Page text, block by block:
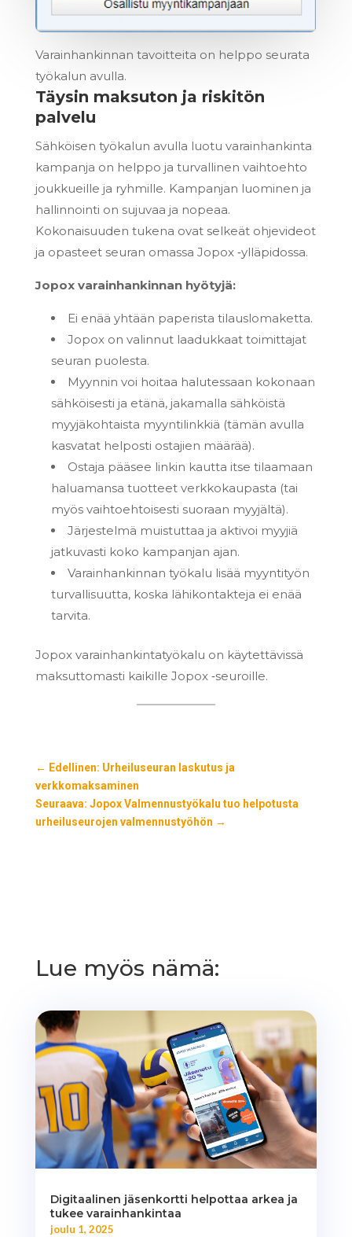
Varainhankinnan tavoitteita on helppo seurata
työkalun avulla.
Täysin maksuton ja riskitön
palvelu
Sähköisen työkalun avulla luotu varainhankinta
kampanja on helppo ja turvallinen vaihtoehto
joukkueille ja ryhmille. Kampanjan luominen ja
hallinnointi on sujuvaa ja nopeaa.
Kokonaisuuden tukena ovat selkeät ohjevideot
ja opasteet seuran omassa Jopox ‑ylläpidossa.
Jopox varainhankinnan hyötyjä:
Ei enää yhtään paperista tilauslomaketta.
Jopox on valinnut laadukkaat toimittajat
seuran puolesta.
Myynnin voi hoitaa halutessaan kokonaan
sähköisesti ja etänä, jakamalla sähköistä
myyjäkohtaista myyntilinkkiä (tämän avulla
kasvatat helposti ostajien määrää).
Ostaja pääsee linkin kautta itse tilaamaan
haluamansa tuotteet verkkokaupasta (tai
myös vaihtoehtoisesti suoraan myyjältä).
Järjestelmä muistuttaa ja aktivoi myyjiä
jatkuvasti koko kampanjan ajan.
Varainhankinnan työkalu lisää myyntityön
turvallisuutta, koska lähikontakteja ei enää
tarvita.
Jopox varainhankintatyökalu on käytettävissä
maksuttomasti kaikille Jopox ‑seuroille.
← Edellinen: Urheiluseuran laskutus ja
verkkomaksaminen
Seuraava: Jopox Valmennustyökalu tuo helpotusta
urheiluseurojen valmennustyöhön →
Lue myös nämä:
Digitaalinen jäsenkortti helpottaa arkea ja
tukee varainhankintaa
joulu 1, 2025